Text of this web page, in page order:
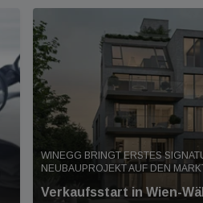
WINEGG BRINGT ERSTES
NEUBAUPROJEKT AUF DEN
Verkaufsstart in Wien-